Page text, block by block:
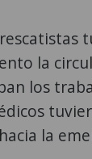
la
los
la